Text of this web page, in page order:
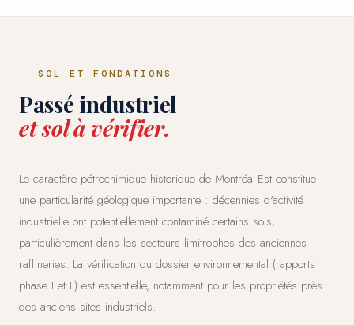
SOL ET FONDATIONS
Passé industriel
et sol à vérifier.
Le caractère pétrochimique historique de Montréal-Est constitue
une particularité géologique importante : décennies d'activité
industrielle ont potentiellement contaminé certains sols,
particulièrement dans les secteurs limitrophes des anciennes
raffineries. La vérification du dossier environnemental (rapports
phase I et II) est essentielle, notamment pour les propriétés près
des anciens sites industriels.